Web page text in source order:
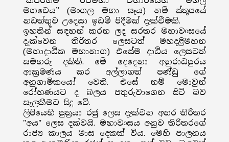
මහචෙය” (මංගල මහා සෑය) නම් ස්තූපයේ
නඩත්තුව උදෙසා ඉඩම් පිදීමක් දැක්වීමකි.
ඉහතින් සඳහන් කරන ලද සරතර මහාවංසයේ
දැක්වෙන තිරිතර ලෙසටත් මහදළිමහන
(මහාදාඨික මහානාග) එසේම දාඨිය ලෙසටත්
සමහරු දකිති. මේ දෙදෙනා අනුරාධපුරය
ආක්‍රමණය කර අල්ලාගත් පණ්ඩු ගේ
අනුගාමිකයෝ වෙති. එසේ නම් මොවුන්
රෝහණයට ද බලය පතුරුවාගෙන සිටි බව
සැලකීමට සිදු වේ.
ලිපියෙහි පුත්‍රයා රජු ලෙස දැක්වන අතර තිරිතර
"අය" ලෙස දක්වයි. මහාවංසය අනුව තිරිතරගේ
රාජ්‍ය කාලය මාස දෙකක් විය. මෙහි පාලනය